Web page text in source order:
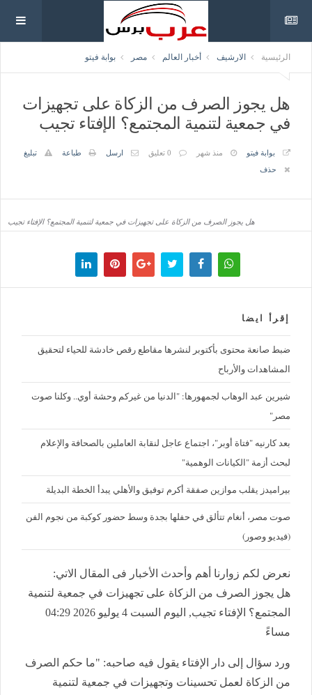
الرئيسية الارشيف أخبار العالم مصر بوابة فيتو
هل يجوز الصرف من الزكاة على تجهيزات
في جمعية لتنمية المجتمع؟ الإفتاء تجيب
بوابة فيتو منذ شهر 0 تعليق ارسل طباعة
تبليغ
حذف
هل يجوز الصرف من الزكاة على تجهيزات في جمعية لتنمية المجتمع؟ الإفتاء تجيب
إقرأ ايضا
ضبط صانعة محتوى بأكتوبر لنشرها مقاطع رقص خادشة للحياء لتحقيق
المشاهدات والأرباح
شيرين عبد الوهاب لجمهورها: "الدنيا من غيركم وحشة أوي.. وكلنا صوت
مصر"
بعد كارنيه "فتاة أوبر"، اجتماع عاجل لنقابة العاملين بالصحافة والإعلام
لبحث أزمة "الكيانات الوهمية"
بيراميدز يقلب موازين صفقة أكرم توفيق والأهلي يبدأ الخطة البديلة
صوت مصر، أنغام تتألق في حفلها بجدة وسط حضور كوكبة من نجوم الفن
(فيديو وصور)
نعرض لكم زوارنا أهم وأحدث الأخبار فى المقال الاتي:
هل يجوز الصرف من الزكاة على تجهيزات في جمعية لتنمية
المجتمع؟ الإفتاء تجيب, اليوم السبت 4 يوليو 2026 04:29
مساءً
ورد سؤال إلى دار الإفتاء يقول فيه صاحبه: "ما حكم الصرف
من الزكاة لعمل تحسينات وتجهيزات في جمعية لتنمية